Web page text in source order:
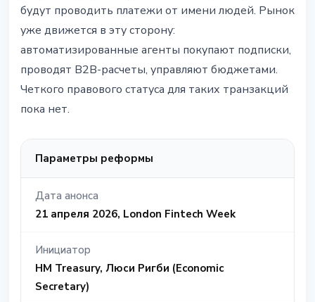
будут проводить платежи от имени людей. Рынок
уже движется в эту сторону:
автоматизированные агенты покупают подписки,
проводят B2B-расчеты, управляют бюджетами.
Четкого правового статуса для таких транзакций
пока нет.
Параметры реформы
Дата анонса
21 апреля 2026, London Fintech Week
Инициатор
HM Treasury, Люси Ригби (Economic
Secretary)